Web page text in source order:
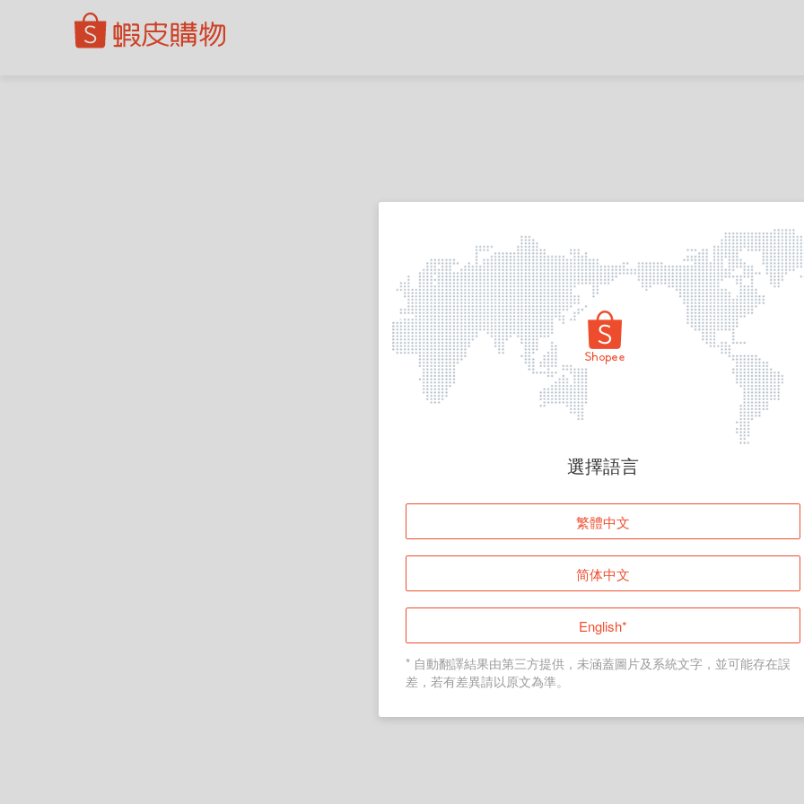
頁面無法顯示
登入
返回首頁
選擇語言
繁體中文
简体中文
English*
* 自動翻譯結果由第三方提供，未涵蓋圖片及系統文字，並可能存在誤
差，若有差異請以原文為準。